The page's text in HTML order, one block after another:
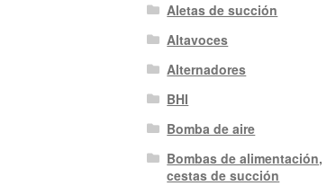
Aletas de succión
Altavoces
Alternadores
BHI
Bomba de aire
Bombas de alimentación,
cestas de succión